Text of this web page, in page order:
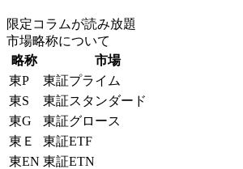
限定コラムが読み放題
市場略称について
略称
市場
東P
東証プライム
東S
東証スタンダード
東G
東証グロース
東Ｅ
東証ETF
東EN 東証ETN